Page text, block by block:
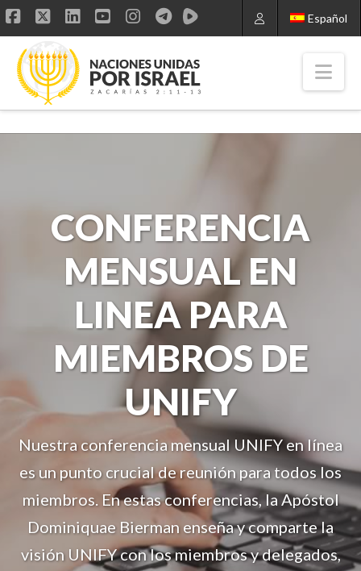
Español
Facebook
X LinkedIn
YouTube
Instagram
CONFERENCIA
MENSUAL EN
LINEA PARA
MIEMBROS DE
UNIFY
Nuestra conferencia mensual UNIFY en línea
es un punto crucial de reunión para todos los
miembros. En estas conferencias, la Apóstol
Dominiquae Bierman enseña y comparte la
visión UNIFY con los miembros y delegados,